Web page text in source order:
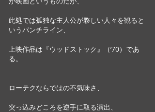
此処では孤独な主人公が夥しい人々を観ると
いうパンチライン、
上映作品は『ウッドストック』（’70）であ
る。
ローテクならではの不気味さ、
突っ込みどころを逆手に取る演出、